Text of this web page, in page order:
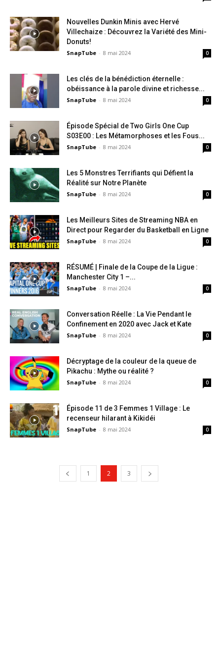
Nouvelles Dunkin Minis avec Hervé
Villechaize : Découvrez la Variété des Mini-
Donuts!
SnapTube - 8 mai 2024 0
Les clés de la bénédiction éternelle :
obéissance à la parole divine et richesse...
SnapTube - 8 mai 2024 0
Épisode Spécial de Two Girls One Cup
S03E00 : Les Métamorphoses et les Fous...
SnapTube - 8 mai 2024 0
Les 5 Monstres Terrifiants qui Défient la
Réalité sur Notre Planète
SnapTube - 8 mai 2024 0
Les Meilleurs Sites de Streaming NBA en
Direct pour Regarder du Basketball en Ligne
SnapTube - 8 mai 2024 0
RÉSUMÉ | Finale de la Coupe de la Ligue :
Manchester City 1 –...
SnapTube - 8 mai 2024 0
Conversation Réelle : La Vie Pendant le
Confinement en 2020 avec Jack et Kate
SnapTube - 8 mai 2024 0
Décryptage de la couleur de la queue de
Pikachu : Mythe ou réalité ?
SnapTube - 8 mai 2024 0
Épisode 11 de 3 Femmes 1 Village : Le
recenseur hilarant à Kikidéi
SnapTube - 8 mai 2024 0
1 2 3